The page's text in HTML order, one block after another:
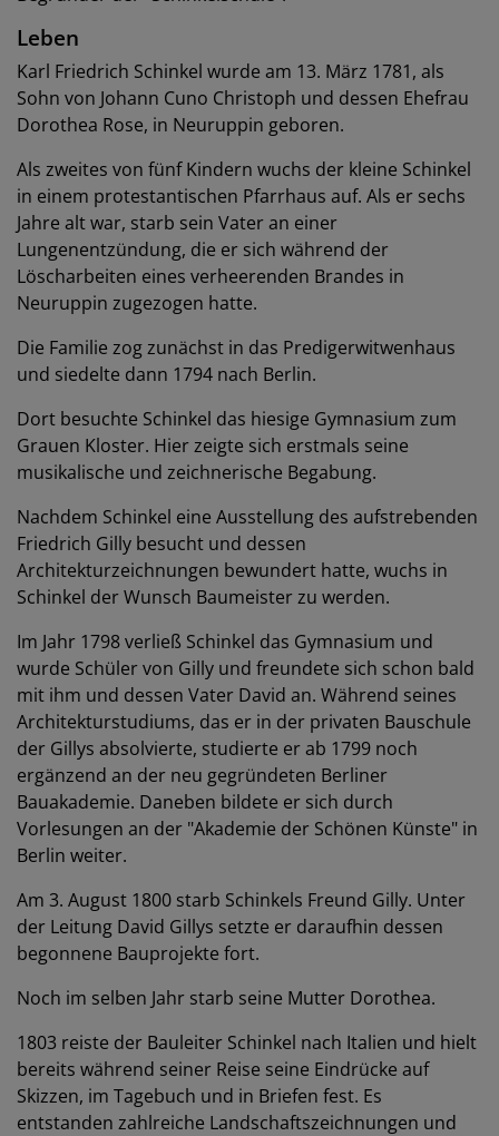
Leben
Karl Friedrich Schinkel wurde am 13. März 1781, als
Sohn von Johann Cuno Christoph und dessen Ehefrau
Dorothea Rose, in Neuruppin geboren.
Als zweites von fünf Kindern wuchs der kleine Schinkel
in einem protestantischen Pfarrhaus auf. Als er sechs
Jahre alt war, starb sein Vater an einer
Lungenentzündung, die er sich während der
Löscharbeiten eines verheerenden Brandes in
Neuruppin zugezogen hatte.
Die Familie zog zunächst in das Predigerwitwenhaus
und siedelte dann 1794 nach Berlin.
Dort besuchte Schinkel das hiesige Gymnasium zum
Grauen Kloster. Hier zeigte sich erstmals seine
musikalische und zeichnerische Begabung.
Nachdem Schinkel eine Ausstellung des aufstrebenden
Friedrich Gilly besucht und dessen
Architekturzeichnungen bewundert hatte, wuchs in
Schinkel der Wunsch Baumeister zu werden.
Im Jahr 1798 verließ Schinkel das Gymnasium und
wurde Schüler von Gilly und freundete sich schon bald
mit ihm und dessen Vater David an. Während seines
Architekturstudiums, das er in der privaten Bauschule
der Gillys absolvierte, studierte er ab 1799 noch
ergänzend an der neu gegründeten Berliner
Bauakademie. Daneben bildete er sich durch
Vorlesungen an der "Akademie der Schönen Künste" in
Berlin weiter.
Am 3. August 1800 starb Schinkels Freund Gilly. Unter
der Leitung David Gillys setzte er daraufhin dessen
begonnene Bauprojekte fort.
Noch im selben Jahr starb seine Mutter Dorothea.
1803 reiste der Bauleiter Schinkel nach Italien und hielt
bereits während seiner Reise seine Eindrücke auf
Skizzen, im Tagebuch und in Briefen fest. Es
entstanden zahlreiche Landschaftszeichnungen und